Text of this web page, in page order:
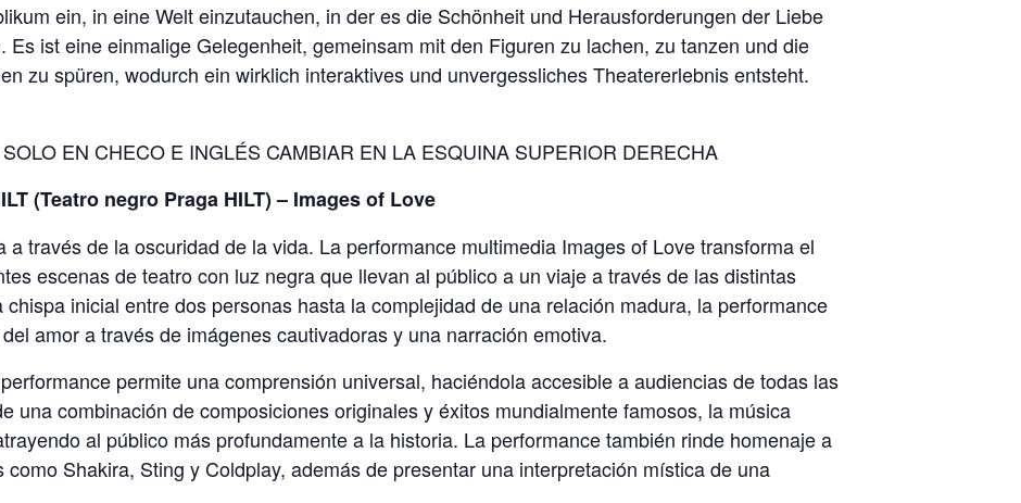
ein, in eine Welt einzutauchen, in der es die Schönheit und Herausforderungen der Liebe
Es ist eine einmalige Gelegenheit, gemeinsam mit den Figuren zu lachen, zu tanzen und die
zu spüren, wodurch ein wirklich interaktives und unvergessliches Theatererlebnis entsteht.
EN CHECO E INGLÉS CAMBIAR EN LA ESQUINA SUPERIOR DERECHA
(Teatro negro Praga HILT) – Images of Love
a través de la oscuridad de la vida. La performance multimedia Images of Love transforma el
escenas de teatro con luz negra que llevan al público a un viaje a través de las distintas
inicial entre dos personas hasta la complejidad de una relación madura, la performance
amor a través de imágenes cautivadoras y una narración emotiva.
permite una comprensión universal, haciéndola accesible a audiencias de todas las
una combinación de composiciones originales y éxitos mundialmente famosos, la música
al público más profundamente a la historia. La performance también rinde homenaje a
Shakira, Sting y Coldplay, además de presentar una interpretación mística de una